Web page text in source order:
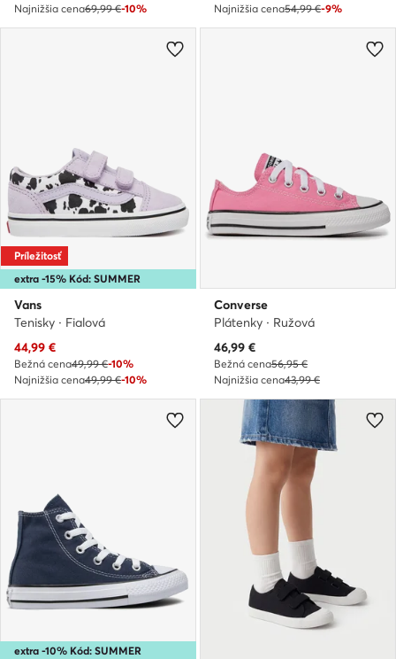
Najnižšia cena69,99 €-10%
Najnižšia cena54,99 €-9%
extra -15% Kód: SUMMER
Príležitosť
Vans
Tenisky · Fialová
Aktuálna cena
44,99 €
Bežná cena49,99 €-10%
Najnižšia cena49,99 €-10%
Converse
Plátenky · Ružová
Aktuálna cena
46,99 €
Bežná cena56,95 €
Najnižšia cena43,99 €
extra -10% Kód: SUMMER